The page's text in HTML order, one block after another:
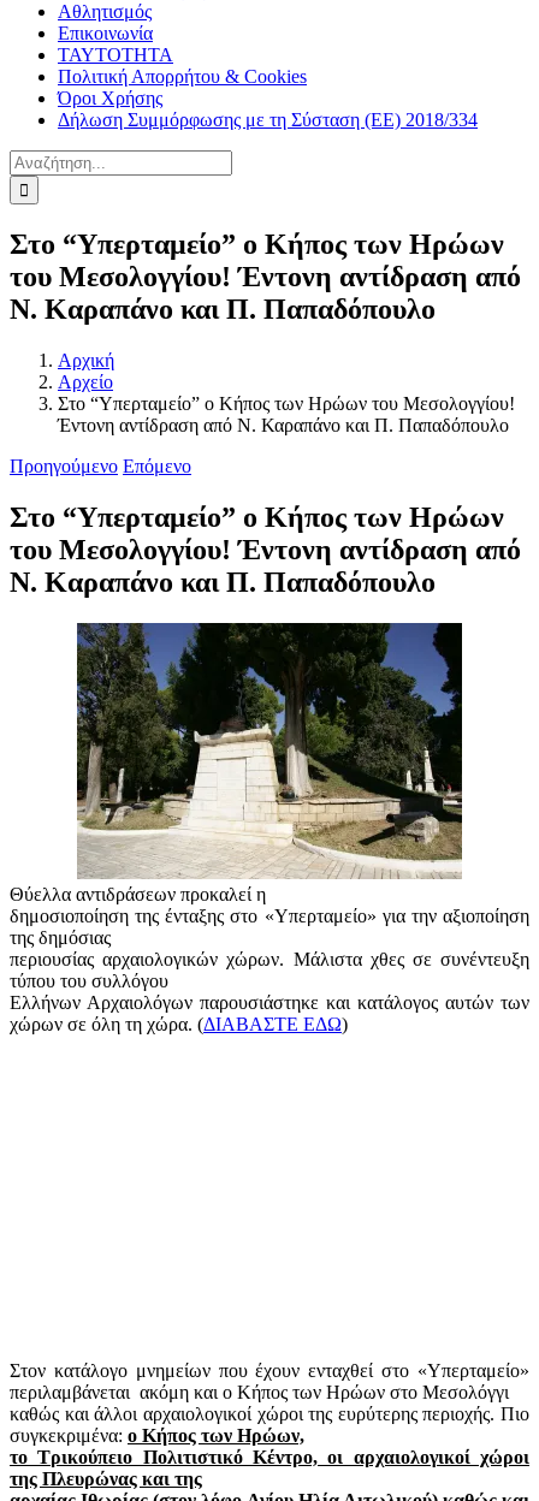
Αθλητισμός
Επικοινωνία
ΤΑΥΤΟΤΗΤΑ
Πολιτική Απορρήτου & Cookies
Όροι Χρήσης
Δήλωση Συμμόρφωσης με τη Σύσταση (ΕΕ) 2018/334
Αναζήτηση
για:
Στο “Υπερταμείο” ο Κήπος των Ηρώων
του Μεσολογγίου! Έντονη αντίδραση από
Ν. Καραπάνο και Π. Παπαδόπουλο
Αρχική
Αρχείο
Στο “Υπερταμείο” ο Κήπος των Ηρώων του Μεσολογγίου!
Έντονη αντίδραση από Ν. Καραπάνο και Π. Παπαδόπουλο
Προηγούμενο Επόμενο
Στο “Υπερταμείο” ο Κήπος των Ηρώων
του Μεσολογγίου! Έντονη αντίδραση από
Ν. Καραπάνο και Π. Παπαδόπουλο
Θύελλα αντιδράσεων προκαλεί η
δημοσιοποίηση της ένταξης στο «Υπερταμείο» για την αξιοποίηση
της δημόσιας
περιουσίας αρχαιολογικών χώρων. Μάλιστα χθες σε συνέντευξη
τύπου του συλλόγου
Ελλήνων Αρχαιολόγων παρουσιάστηκε και κατάλογος αυτών των
χώρων σε όλη τη χώρα. (ΔΙΑΒΑΣΤΕ ΕΔΩ)
Στον κατάλογο μνημείων που έχουν ενταχθεί στο «Υπερταμείο»
περιλαμβάνεται ακόμη και ο Κήπος των Ηρώων στο Μεσολόγγι
καθώς και άλλοι αρχαιολογικοί χώροι της ευρύτερης περιοχής. Πιο
συγκεκριμένα: ο Κήπος των Ηρώων,
το Τρικούπειο Πολιτιστικό Κέντρο, οι αρχαιολογικοί χώροι
της Πλευρώνας και της